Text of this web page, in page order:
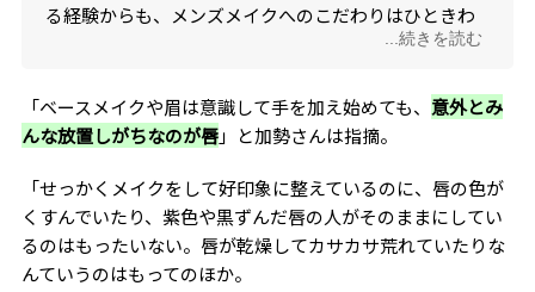
る経験からも、メンズメイクへのこだわりはひときわ
高い。こだわりは“隣にいておかしくない自然なメイク
「触れてみたい」「思わず見てしまう」衝動まで引き
起こすカッコよさを目指す。
...続きを読む
「ベースメイクや眉は意識して手を加え始めても、 意外とみ
んな放置しがちなのが唇」と加勢さんは指摘。
「せっかくメイクをして好印象に整えているのに、唇の色が
くすんでいたり、紫色や黒ずんだ唇の人がそのままにしてい
るのはもったいない。唇が乾燥してカサカサ荒れていたりな
んていうのはもってのほか。